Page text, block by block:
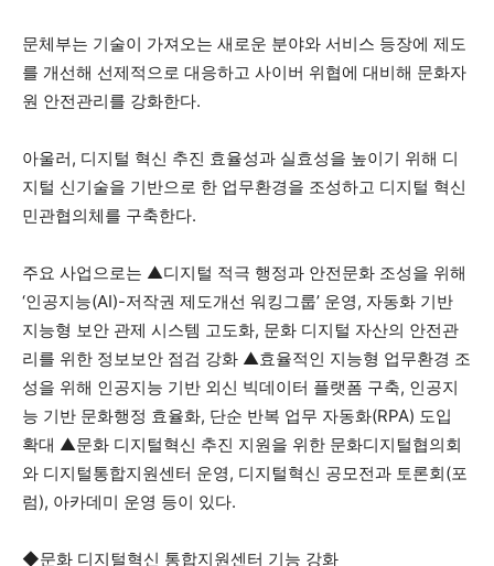
문체부는 기술이 가져오는 새로운 분야와 서비스 등장에 제도
를 개선해 선제적으로 대응하고 사이버 위협에 대비해 문화자
원 안전관리를 강화한다.
아울러, 디지털 혁신 추진 효율성과 실효성을 높이기 위해 디
지털 신기술을 기반으로 한 업무환경을 조성하고 디지털 혁신
민관협의체를 구축한다.
주요 사업으로는 ▲디지털 적극 행정과 안전문화 조성을 위해
‘인공지능(AI)-저작권 제도개선 워킹그룹’ 운영, 자동화 기반
지능형 보안 관제 시스템 고도화, 문화 디지털 자산의 안전관
리를 위한 정보보안 점검 강화 ▲효율적인 지능형 업무환경 조
성을 위해 인공지능 기반 외신 빅데이터 플랫폼 구축, 인공지
능 기반 문화행정 효율화, 단순 반복 업무 자동화(RPA) 도입
확대 ▲문화 디지털혁신 추진 지원을 위한 문화디지털협의회
와 디지털통합지원센터 운영, 디지털혁신 공모전과 토론회(포
럼), 아카데미 운영 등이 있다.
◆문화 디지털혁신 통합지원센터 기능 강화